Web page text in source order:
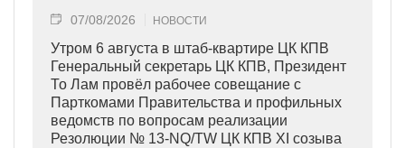
07/08/2026 НОВОСТИ
Утром 6 августа в штаб-квартире ЦК КПВ
Генеральный секретарь ЦК КПВ, Президент
То Лам провёл рабочее совещание с
Парткомами Правительства и профильных
ведомств по вопросам реализации
Резолюции № 13-NQ/TW ЦК КПВ XI созыва